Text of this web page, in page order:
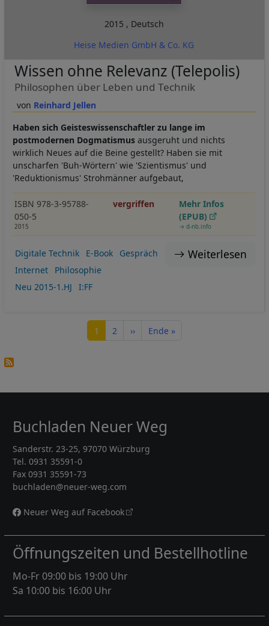
2015 , Deutsch
Heise Medien GmbH & Co. KG
Reinhard Jellen
Wissen ohne Relevanz (Telepolis)
Philosophen über Leben und Technik
Haben sich Geisteswissenschaftler zu lange im
postmodernen Dogmatismus ausgeruht und nichts
wirklich Neues auf die Beine gestellt? Haben sie mit
unscharfen 'Buh-Wörtern' wie 'Szientismus' und
'Reduktionismus' Strohmänner aufgebaut,
ISBN 978-3-95788-
050-5
2015
vergriffen
Mehr Infos
(EPUB)
→ d-nb.info
Weiterlesen
Digitale Technik E-Book
Gespräch
Internet
Philosophie
Neu 2015-1.HJ
I:FF
Seitennummerierung
Seite
1 Seite
2 Nächste Seite
›› Letzte Seite
Ende »
Buchladen Neuer Weg
Sanderstr. 23-25, 97070 Würzburg
Tel. 0931 35591-0
Fax 0931 35591-73
buchladen@neuer-weg.com
Neuer Weg auf Facebook
Öffnungszeiten und Bestellhotline
Mo-Fr 09:00 bis 19:00 Uhr
Sa 10:00 bis 16:00 Uhr